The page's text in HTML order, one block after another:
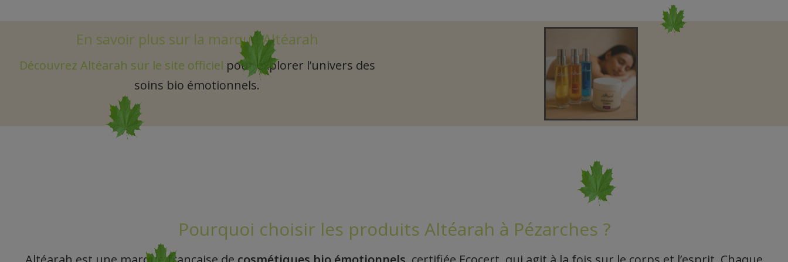
En savoir plus sur la marque Altéarah
Découvrez Altéarah sur le site officiel pour explorer l’univers des
soins bio émotionnels.
Pourquoi choisir les produits Altéarah à Pézarches ?